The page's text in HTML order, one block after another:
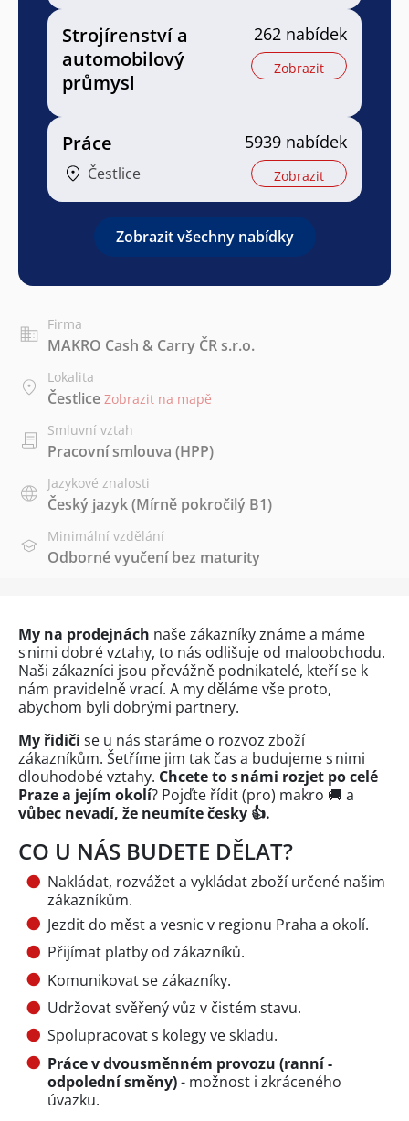
Strojírenství a
automobilový
průmysl
262 nabídek
Zobrazit
Práce
Čestlice
5939 nabídek
Zobrazit
Zobrazit všechny nabídky
Firma
MAKRO Cash & Carry ČR s.r.o.
Lokalita
Čestlice Zobrazit na mapě
Smluvní vztah
Pracovní smlouva (HPP)
Jazykové znalosti
Český jazyk(Mírně pokročilý B1)
Minimální vzdělání
Odborné vyučení bez maturity
My na prodejnách naše zákazníky známe a máme
s nimi dobré vztahy, to nás odlišuje od maloobchodu.
Naši zákazníci jsou převážně podnikatelé, kteří se k
nám pravidelně vrací. A my děláme vše proto,
abychom byli dobrými partnery.
My řidiči se u nás staráme o rozvoz zboží
zákazníkům. Šetříme jim tak čas a budujeme s nimi
dlouhodobé vztahy. Chcete to s námi rozjet po celé
Praze a jejím okolí? Pojďte řídit (pro) makro 🚚 a
vůbec nevadí, že neumíte česky 👍.
CO U NÁS BUDETE DĚLAT?
Nakládat, rozvážet a vykládat zboží určené našim
zákazníkům.
Jezdit do měst a vesnic v regionu Praha a okolí.
Přijímat platby od zákazníků.
Komunikovat se zákazníky.
Udržovat svěřený vůz v čistém stavu.
Spolupracovat s kolegy ve skladu.
Práce v dvousměnném provozu (ranní -
odpolední směny)- možnost i zkráceného
úvazku.